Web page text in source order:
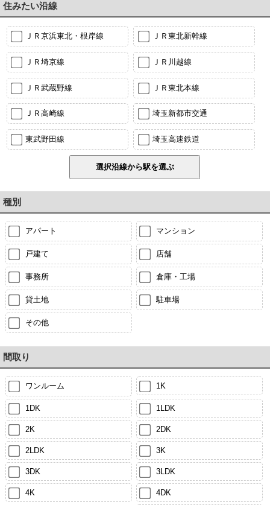
住みたい沿線
ＪＲ京浜東北・根岸線 ＪＲ東北新幹線
ＪＲ埼京線 ＪＲ川越線
ＪＲ武蔵野線 ＪＲ東北本線
ＪＲ高崎線 埼玉新都市交通
東武野田線 埼玉高速鉄道
種別
アパート マンション
戸建て 店舗
事務所 倉庫・工場
貸土地 駐車場
その他
間取り
ワンルーム 1K
1DK 1LDK
2K 2DK
2LDK 3K
3DK 3LDK
4K 4DK